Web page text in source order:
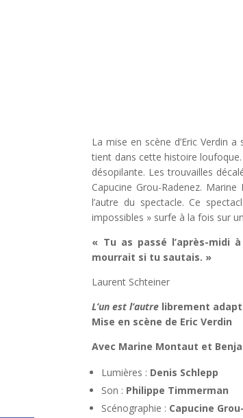
La mise en scène d’Eric Verdin
tient dans cette histoire
désopilante. Les trouvailles
Capucine Grou-Radenez.
l’autre du spectacle. Ce
impossibles » surfe à la fois sur
« Tu as passé l’après-midi
mourrait si tu sautais. »
Laurent Schteiner
L’un est l’autre librement
Mise en scène de Eric Verdin
Avec Marine Montaut et
Lumières : Denis Schlepp
Son : Philippe Timmerman
Scénographie : Capucine